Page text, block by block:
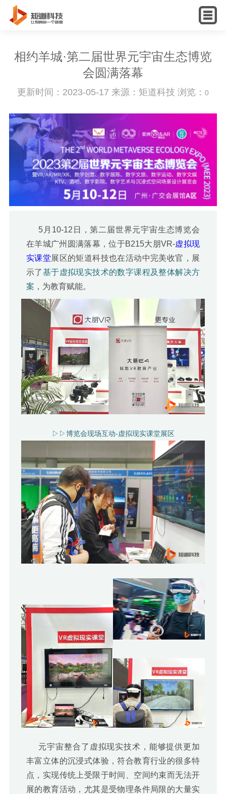
English
相约羊城·第二届世界元宇宙生态博览
会圆满落幕
更新时间：2023-05-17 来源：矩道科技 浏览： 0
5月10-12日，第二届世界元宇宙生态博览会
在羊城广州圆满落幕，位于B215大朋VR-虚拟现
实课堂展区的矩道科技也在活动中完美收官，展
示了基于虚拟现实技术的数字课程及整体解决方
案 ，为教育赋能。
▷▷博览会现场互动-虚拟现实课堂展区
元宇宙整合了虚拟现实技术，能够提供更加
丰富立体的沉浸式体验，符合教育行业的很多特
点，实现传统上受限于时间、空间约束而无法开
展的教育活动，尤其是受物理条件局限的大量实